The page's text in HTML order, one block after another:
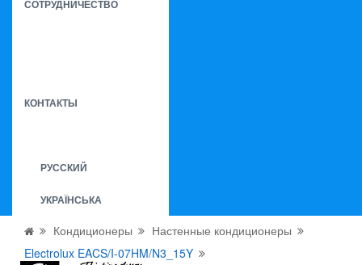
СОТРУДНИЧЕСТВО
КОНТАКТЫ
РУССКИЙ
УКРАЇНСЬКА
Кондиционеры
Настенные кондиционеры
Electrolux EACS/I-07HM/N3_15Y